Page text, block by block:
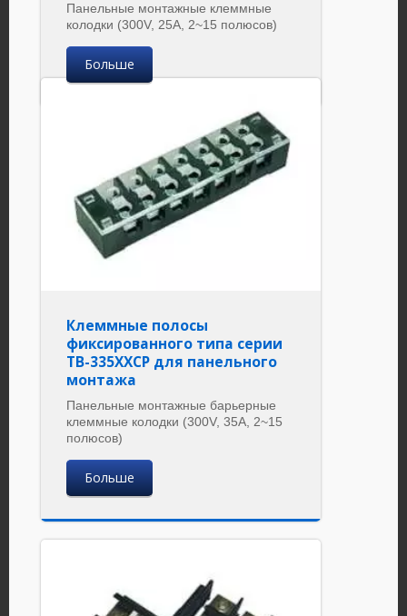
Панельные монтажные клеммные
колодки (300V, 25A, 2~15 полюсов)
Больше
Клеммные полосы
фиксированного типа серии
TB-335XXCP для панельного
монтажа
Панельные монтажные барьерные
клеммные колодки (300V, 35A, 2~15
полюсов)
Больше